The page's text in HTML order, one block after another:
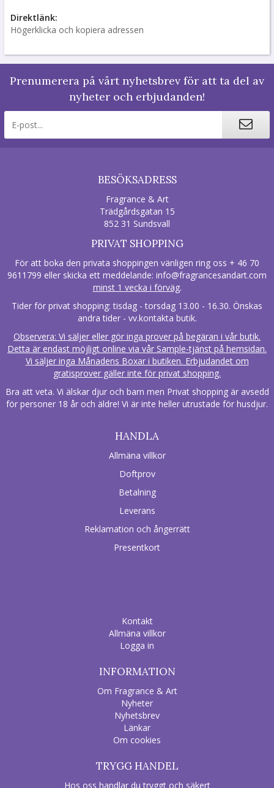
Direktlänk:
Högerklicka och kopiera adressen
Prenumerera på vårt nyhetsbrev för att ta del av
nyheter och erbjudanden!
BESÖKSADRESS
Fragrance & Art
Trädgårdsgatan 15
852 31 Sundsvall
PRIVAT SHOPPING
För att boka den privata shoppingen vänligen ring oss + 46 70
9611799 eller skicka ett meddelande: info@fragrancesandart.com
minst 1 vecka i förväg.
Tider för privat shopping: tisdag - torsdag 13.00 - 16.30. Önskas
andra tider - vv.kontakta butik.
Observera: Vi säljer eller gör inga prover på begäran i vår butik.
Detta är endast möjligt online via vår Sample-tjänst på hemsidan.
Vi säljer inga Månadens Boxar i butiken. Erbjudandet om
gratisprover gäller inte för privat shopping.
Bra att veta. Vi älskar djur och barn men Privat shopping är avsedd
för personer 18 år och äldre! Vi är inte heller utrustade för husdjur.
HANDLA
Allmäna villkor
Doftprov
Betalning
Leverans
Reklamation och ångerrätt
Presentkort
Kontakt
Allmäna villkor
Logga in
INFORMATION
Om Fragrance & Art
Nyheter
Nyhetsbrev
Länkar
Om cookies
TRYGG HANDEL
Hos oss handlar du tryggt och säkert